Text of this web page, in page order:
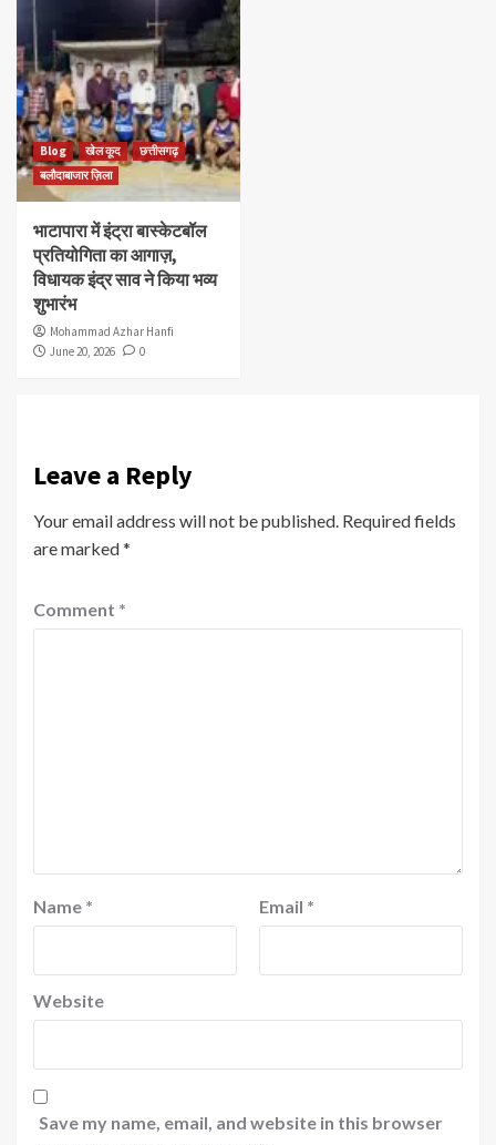
Blog खेल कूद
छत्तीसगढ़
बलौदाबाजार ज़िला
भाटापारा में इंट्रा बास्केटबॉल
प्रतियोगिता का आगाज़,
विधायक इंद्र साव ने किया भव्य
शुभारंभ
Mohammad Azhar Hanfi
June 20, 2026
0
Leave a Reply
Your email address will not be published. Required fields
are marked*
Comment *
Name * Email *
Website
Save my name, email, and website in this browser